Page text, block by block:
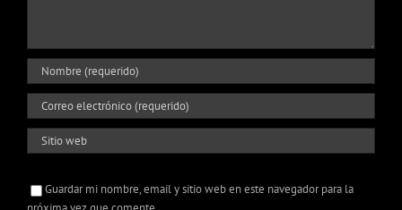
Guardar mi nombre, email y sitio web en este navegador para la